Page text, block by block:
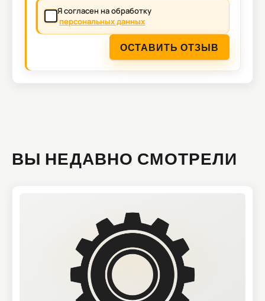
Я согласен на обработку
персональных данных
ОСТАВИТЬ ОТЗЫВ
ВЫ НЕДАВНО СМОТРЕЛИ